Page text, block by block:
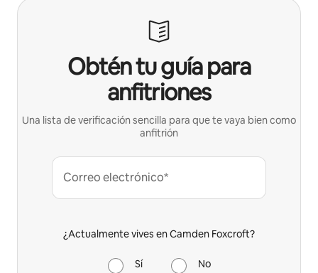
Obtén tu guía para
anfitriones
Una lista de verificación sencilla para que te vaya bien como
anfitrión
Correo electrónico*
¿Actualmente vives en Camden Foxcroft?
Sí No